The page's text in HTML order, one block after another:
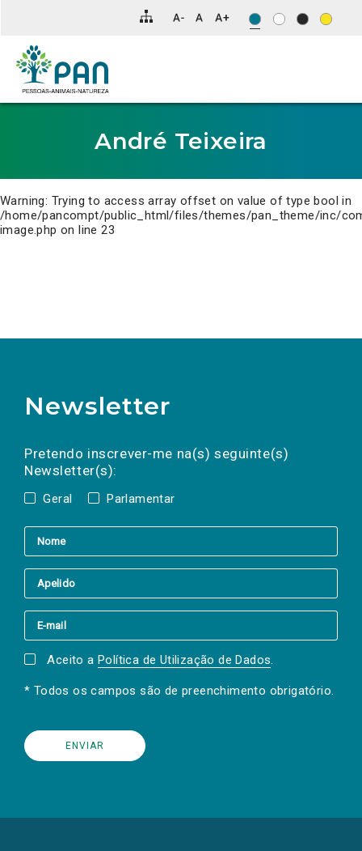
para
conteúdo
principal
da
André Teixeira
Warning: Trying to access array offset on value of type bool in
/home/pancompt/public_html/files/themes/pan_theme/inc/
image.php on line23
Newsletter
Pretendo inscrever-me na(s) seguinte(s)
Newsletter(s):
Geral Parlamentar
a(s) newsletter(s).
mail
Aceito a Política de Utilização de Dados.
* Todos os campos são de preenchimento obrigatório.